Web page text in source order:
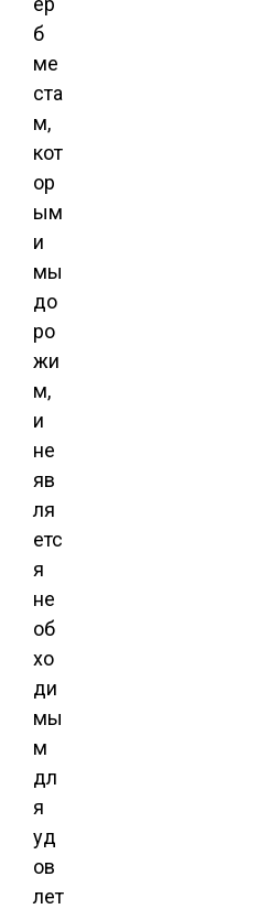
б
ме
ста
м,
кот
ор
ым
и
мы
до
ро
жи
м,
и
не
яв
ля
етс
я
не
об
хо
ди
мы
м
дл
я
уд
ов
лет